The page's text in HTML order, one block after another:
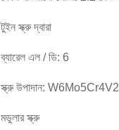
টুইন স্ক্রু দ্বারা
ব্যারেল এল / ডি: 6
স্ক্রু উপাদান: W6Mo5Cr4V2
মডুলার স্ক্রু